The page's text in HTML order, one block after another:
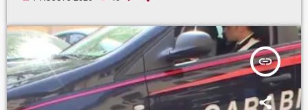
insert_link